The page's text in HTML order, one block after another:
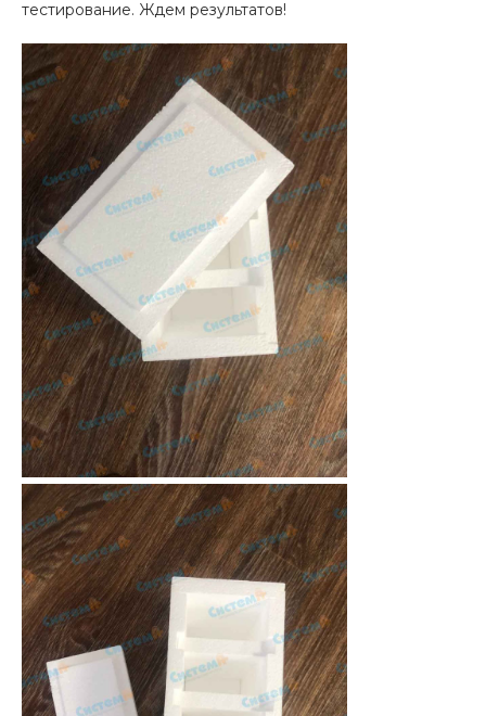
тестирование. Ждем результатов!